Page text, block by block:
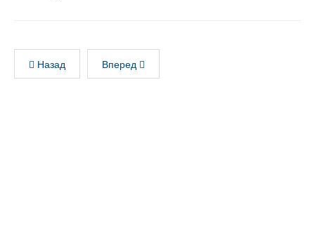
Назад Вперед